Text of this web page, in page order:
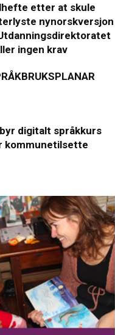
etter at skule
nynorskversjon
ingen krav
digitalt språkkurs
kommunetilsette